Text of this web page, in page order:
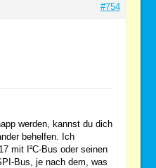
#754
werden, kannst du dich
behelfen. Ich
mit I²C-Bus oder seinen
Bus, je nach dem, was